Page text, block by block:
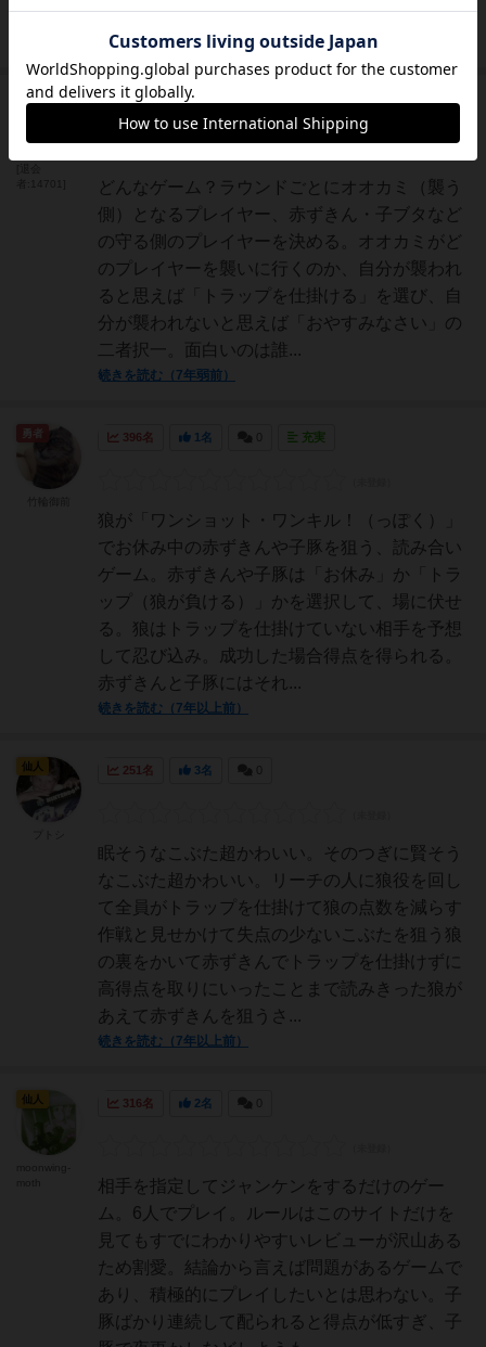
を考えてみました。１．オ...
続きを読む（6年以上前）
263名 0名 0 充実
どんなゲーム？ラウンドごとにオオカミ（襲う
側）となるプレイヤー、赤ずきん・子ブタなど
の守る側のプレイヤーを決める。オオカミがど
のプレイヤーを襲いに行くのか、自分が襲われ
ると思えば「トラップを仕掛ける」を選び、自
分が襲われないと思えば「おやすみなさい」の
二者択一。面白いのは誰...
続きを読む（7年弱前）
たまご
396名 1名 充実
狼が「ワンショット・ワンキル！（っぽく）」
でお休み中の赤ずきんや子豚を狙う、読み合い
ゲーム。赤ずきんや子豚は「お休み」か「トラ
ップ（狼が負ける）」かを選択して、場に伏せ
る。狼はトラップを仕掛けていない相手を予想
して忍び込み。成功した場合得点を得られる。
赤ずきんと子豚にはそれ...
続きを読む（7年以上前）
251名 3名
眠そうなこぶた超かわいい。そのつぎに賢そう
なこぶた超かわいい。リーチの人に狼役を回し
て全員がトラップを仕掛けて狼の点数を減らす
作戦と見せかけて失点の少ないこぶたを狙う狼
の裏をかいて赤ずきんでトラップを仕掛けずに
高得点を取りにいったことまで読みきった狼が
あえて赤ずきんを狙うさ...
続きを読む（7年以上前）
仙人
316名 2名
相手を指定してジャンケンをするだけのゲー
ム。6人でプレイ。ルールはこのサイトだけを
見てもすでにわかりやすいレビューが沢山ある
ため割愛。結論から言えば問題があるゲームで
あり、積極的にプレイしたいとは思わない。子
豚ばかり連続して配られると得点が低すぎ、子
仙人